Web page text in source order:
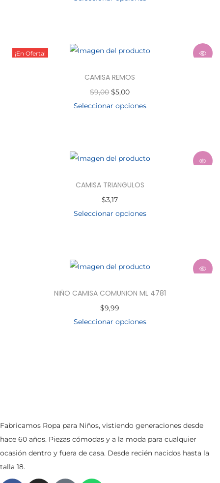
¡En Oferta!
CAMISA REMOS
$9,00 $5,00
Seleccionar opciones
CAMISA TRIANGULOS
$3,17
Seleccionar opciones
NIÑO CAMISA COMUNION ML 4781
$9,99
Seleccionar opciones
Fabricamos Ropa para Niños, vistiendo generaciones desde
hace 60 años. Piezas cómodas y a la moda para cualquier
ocasión dentro y fuera de casa. Desde recién nacidos hasta la
talla 18.